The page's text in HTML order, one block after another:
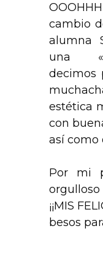
cambio
alumna
una
decimos
estética
con
así como
Por mi
¡¡MIS
besos